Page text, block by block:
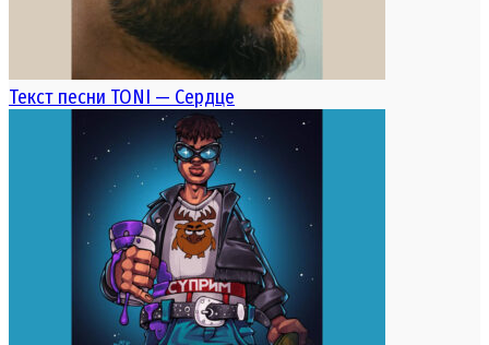
Текст песни TONI — Сердце